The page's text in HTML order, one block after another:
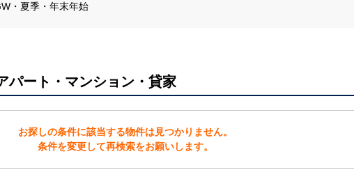
・夏季・年末年始
パート・マンション・貸家
お探しの条件に該当する物件は見つかりません。
条件を変更して再検索をお願いします。